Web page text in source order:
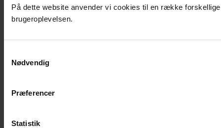
På dette website anvender vi cookies til en række
brugeroplevelsen.
Nødvendig
Præferencer
Statistik